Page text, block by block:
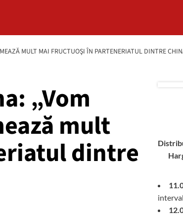
MULT MAI FRUCTUOŞI ÎN PARTENERIATUL DINTRE
„Vom
mult
dintre